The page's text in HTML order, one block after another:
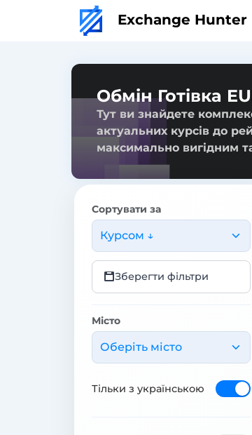
Exchange Hunter
Обмін Готівка
Тут ви знайдете
актуальних курсів до
максимально вигідним
Сортувати за
Курсом ↓
Зберегти фільтри
Місто
Оберіть місто
Тільки з українською